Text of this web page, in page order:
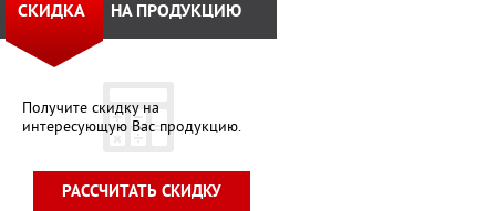
Получите скидку на
интересующую Вас продукцию.
СКИДКА НА ПРОДУКЦИЮ
РАССЧИТАТЬ СКИДКУ